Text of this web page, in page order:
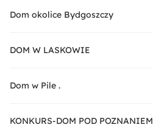
Dom okolice Bydgoszczy
DOM W LASKOWIE
Dom w Pile .
KONKURS-DOM POD POZNANIEM